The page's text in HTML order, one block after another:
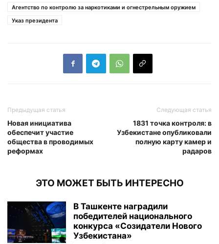
Агентство по контролю за наркотиками и огнестрельным оружием
Указ президента
Предыдущая статья
Новая инициатива
обеспечит участие
общества в проводимых
реформах
Следующая статья
1831 точка контроля: в
Узбекистане опубликовали
полную карту камер и
радаров
ЭТО МОЖЕТ БЫТЬ ИНТЕРЕСНО
В Ташкенте наградили
победителей национального
конкурса «Созидатели Нового
Узбекистана»